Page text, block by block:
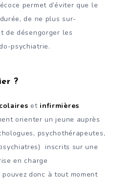
permet d’éviter que le
de ne plus sur-
de désengorger les
psychiatrie.
?
et infirmières
orienter un jeune auprès
psychothérapeutes,
inscrits sur une
en charge
donc à tout moment